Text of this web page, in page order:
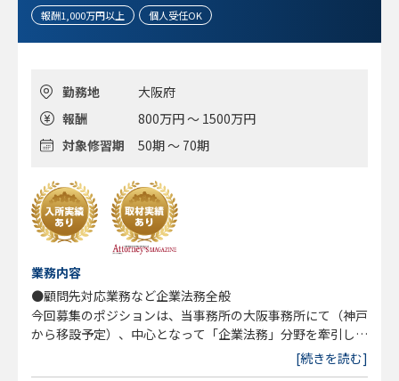
報酬1,000万円以上 個人受任OK
勤務地
大阪府
報酬
800万円 ～ 1500万円
対象修習期
50期 ～ 70期
業務内容
●顧問先対応業務など企業法務全般
今回募集のポジションは、当事務所の大阪事務所にて（神戸
から移設予定）、中心となって「企業法務」分野を牽引し、
顧問顧客へのリーガルサービス全般に対応していただく方を
[続きを読む]